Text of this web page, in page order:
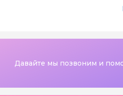
Давайте мы позвоним и